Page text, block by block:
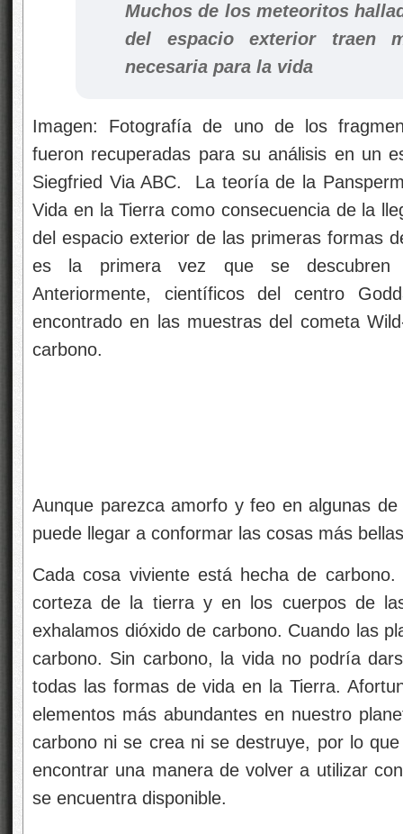
Muchos de los meteoritos
del espacio exterior traen
necesaria para la vida
Imagen: Fotografía de uno de los
fueron recuperadas para su análisis en un
Siegfried Via ABC. La teoría de la
Vida en la Tierra como consecuencia de la
del espacio exterior de las primeras formas
es la primera vez que se descubren
Anteriormente, científicos del centro
encontrado en las muestras del cometa
carbono.
Aunque parezca amorfo y feo en algunas
puede llegar a conformar las cosas más
Cada cosa viviente está hecha de
corteza de la tierra y en los cuerpos de
exhalamos dióxido de carbono. Cuando las
carbono. Sin carbono, la vida no podría
todas las formas de vida en la Tierra.
elementos más abundantes en nuestro
carbono ni se crea ni se destruye, por lo
encontrar una manera de volver a utilizar
se encuentra disponible.